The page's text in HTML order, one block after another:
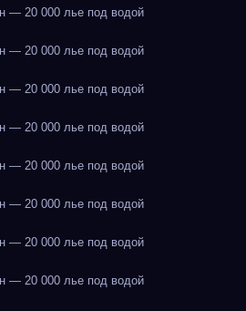
— 20 000 лье под водой
— 20 000 лье под водой
— 20 000 лье под водой
— 20 000 лье под водой
— 20 000 лье под водой
— 20 000 лье под водой
— 20 000 лье под водой
— 20 000 лье под водой